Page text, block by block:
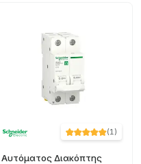
(1)
Αυτόματος Διακόπτης